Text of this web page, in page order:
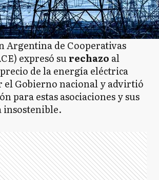
Argentina de Cooperativas
expresó surechazo al
de la energía eléctrica
el Gobierno nacional y advirtió
para estas asociaciones y sus
insostenible.